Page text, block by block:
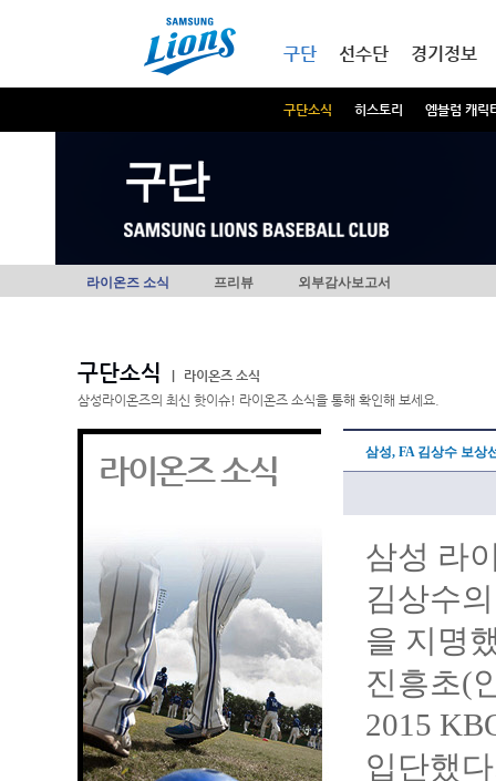
구단
구단소식 히스토리 엠블럼 캐릭
선수단 경기정보
구단
라이온즈 소식 프리뷰 외부감사보고서
구단소식
라이온즈 소식
삼성라이온즈의 최신 핫이슈! 라이온즈 소식을 통해 확인해 보세요.
라이온즈 소식 삼성, FA 김상수 보상
삼성 라
김상수
을 지명
진흥초(
2015
입단했